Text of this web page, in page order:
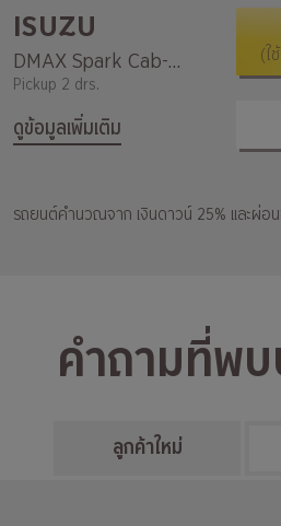
ISUZU
DMAX Spark Cab-Chassis (Refrigerator) A/T
Pickup 2 drs.
ดูข้อมูลเพิ่มเติม
(ใ
รถยนต์คำนวณจาก เงินดาวน์ 25% และผ่อน
คำถามที่พ
ลูกค้าใหม่